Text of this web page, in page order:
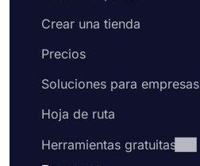
Crear una tienda
Precios
Soluciones para empresas
Hoja de ruta
Herramientas gratuitas